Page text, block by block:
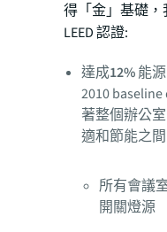
得「金」基礎
LEED 認證:
達成12%能
2010
著整個辦公
適和節能之
所有會議
開關燈源